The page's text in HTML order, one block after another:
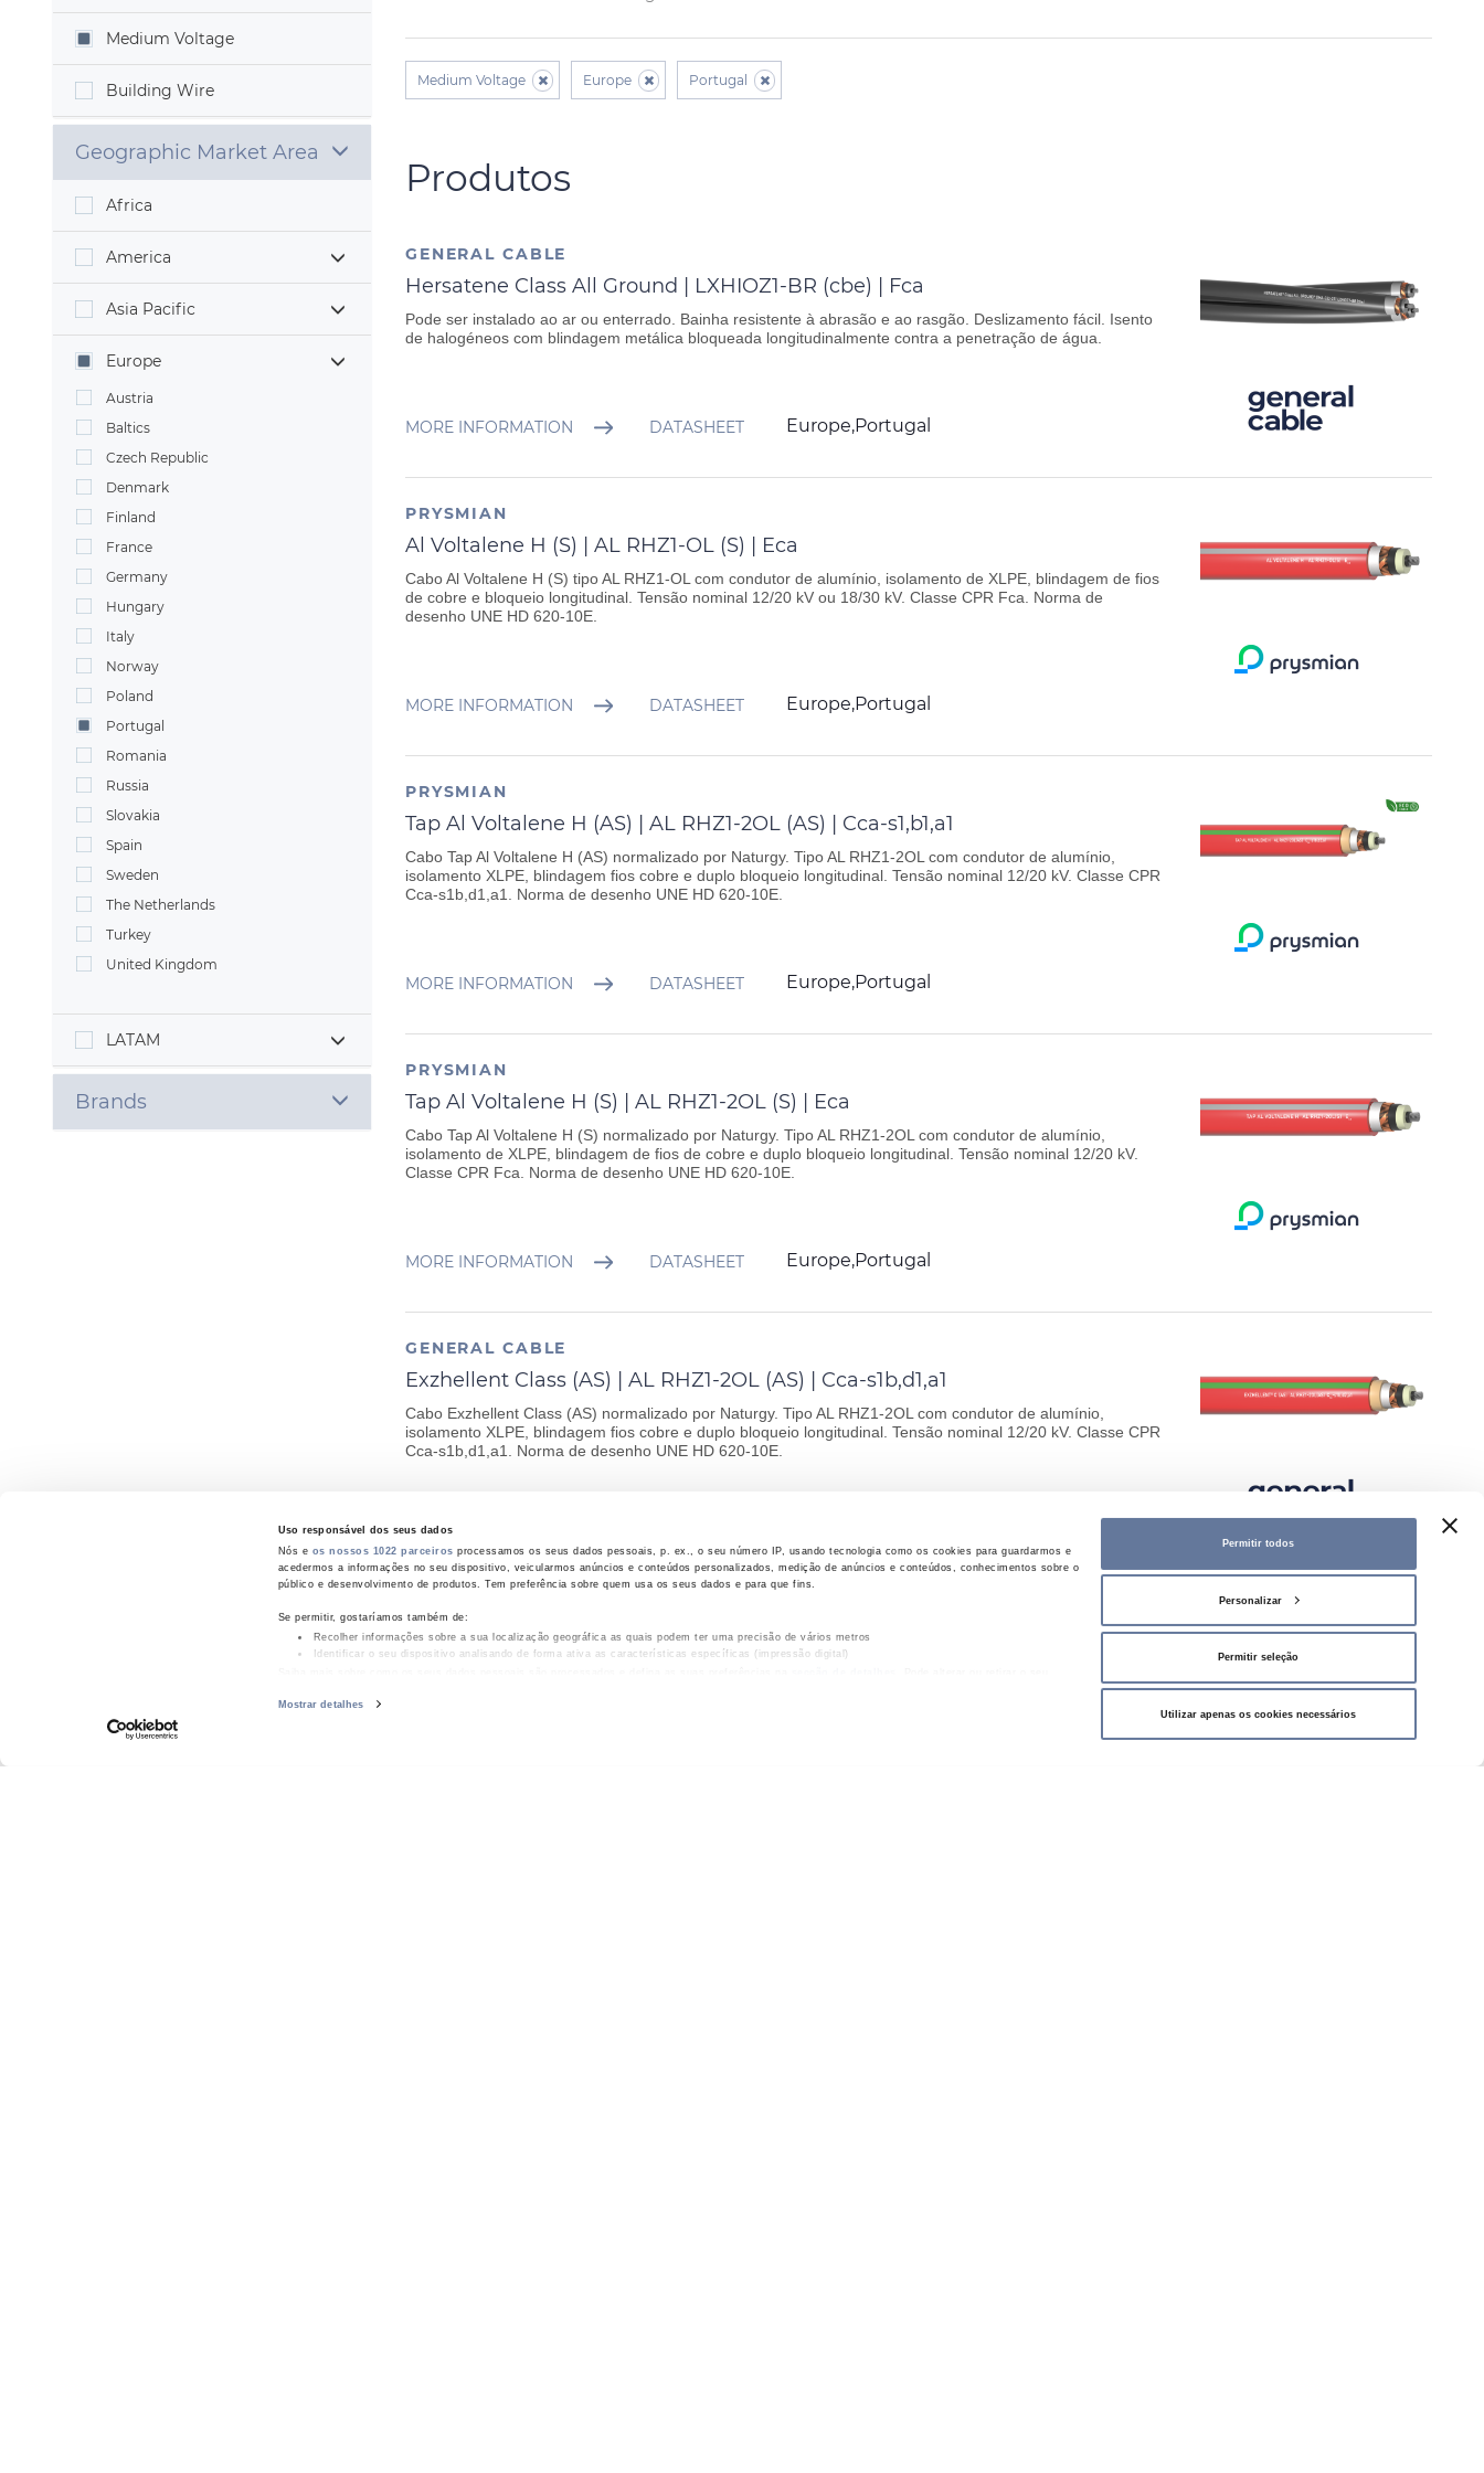
Uso responsável dos seus dados
Nós e os nossos 1022 parceiros processamos os seus dados pessoais, p. ex., o seu número IP, usando tecnologia como os cookies para guardarmos e
acedermos a informações no seu dispositivo, veicularmos anúncios e conteúdos personalizados, medição de anúncios e conteúdos, conhecimentos sobre o
público e desenvolvimento de produtos. Tem preferência sobre quem usa os seus dados e para que fins.
Se permitir, gostaríamos também de:
Recolher informações sobre a sua localização geográfica as quais podem ter uma precisão de vários metros
Identificar o seu dispositivo analisando de forma ativa as características específicas (impressão digital)
Mostrar detalhes
Permitir todos
Personalizar
Permitir seleção
Utilizar apenas os cookies necessários
Medium Voltage
Building Wire
Geographic Market Area
Africa
America
Asia Pacific
Europe
Austria
Baltics
Czech Republic
Denmark
Finland
France
Germany
Hungary
Italy
Norway
Poland
Portugal
Romania
Russia
Slovakia
Spain
Sweden
The Netherlands
Turkey
United Kingdom
LATAM
Brands
Medium Voltage Europe Portugal
Produtos
GENERAL CABLE
Hersatene Class All Ground | LXHIOZ1-BR (cbe) | Fca
Pode ser instalado ao ar ou enterrado. Bainha resistente à abrasão e ao rasgão. Deslizamento fácil. Isento
de halogéneos com blindagem metálica bloqueada longitudinalmente contra a penetração de água.
MORE INFORMATION DATASHEET Europe,Portugal
PRYSMIAN
Al Voltalene H (S) | AL RHZ1-OL (S) | Eca
Cabo Al Voltalene H (S) tipo AL RHZ1-OL com condutor de alumínio, isolamento de XLPE, blindagem de fios
de cobre e bloqueio longitudinal. Tensão nominal 12/20 kV ou 18/30 kV. Classe CPR Fca. Norma de
desenho UNE HD 620-10E.
MORE INFORMATION DATASHEET Europe,Portugal
PRYSMIAN
Tap Al Voltalene H (AS) | AL RHZ1-2OL (AS) | Cca-s1,b1,a1
Cabo Tap Al Voltalene H (AS) normalizado por Naturgy. Tipo AL RHZ1-2OL com condutor de alumínio,
isolamento XLPE, blindagem fios cobre e duplo bloqueio longitudinal. Tensão nominal 12/20 kV. Classe CPR
Cca-s1b,d1,a1. Norma de desenho UNE HD 620-10E.
MORE INFORMATION DATASHEET Europe,Portugal
PRYSMIAN
Tap Al Voltalene H (S) | AL RHZ1-2OL (S) | Eca
Cabo Tap Al Voltalene H (S) normalizado por Naturgy. Tipo AL RHZ1-2OL com condutor de alumínio,
isolamento de XLPE, blindagem de fios de cobre e duplo bloqueio longitudinal. Tensão nominal 12/20 kV.
Classe CPR Fca. Norma de desenho UNE HD 620-10E.
MORE INFORMATION DATASHEET Europe,Portugal
GENERAL CABLE
Exzhellent Class (AS) | AL RHZ1-2OL (AS) | Cca-s1b,d1,a1
Cabo Exzhellent Class (AS) normalizado por Naturgy. Tipo AL RHZ1-2OL com condutor de alumínio,
isolamento XLPE, blindagem fios cobre e duplo bloqueio longitudinal. Tensão nominal 12/20 kV. Classe CPR
Cca-s1b,d1,a1. Norma de desenho UNE HD 620-10E.